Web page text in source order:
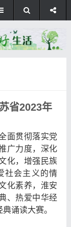
省2023年
面贯彻落实党
广力度，深化
化，增强民族
社会主义的情
化素养，淮安
、热爱中华经
诵读大赛。